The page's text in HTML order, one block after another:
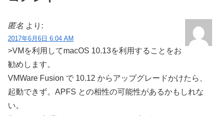
匿名 より:
2017年6月6日 6:04 AM
>VMを利用してmacOS 10.13を利用することをお
勧めします。
VMWare Fusion で 10.12 からアップグレードかけたら、
起動できず。APFS との相性の可能性があるかもしれな
い。